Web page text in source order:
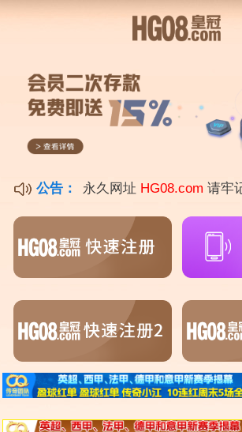
马拉维奇{PG电子爆奖视频
本篇文章给大家谈谈马拉维奇，以及马拉维
点，希望对各位有所帮助，不要忘了收藏本站
225